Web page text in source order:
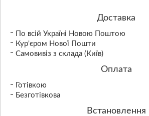
Доставка
По всій Україні Новою Поштою
Кур'єром Нової Пошти
Самовивіз з склада (Київ)
Оплата
Готівкою
Безготівкова
Встановлення